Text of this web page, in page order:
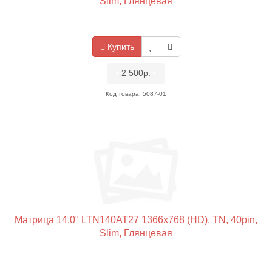
Купить
2 500р.
Код товара: 5087-01
Матрица 14.0" LTN140AT27 1366x768 (HD), TN, 40pin,
Slim, Глянцевая